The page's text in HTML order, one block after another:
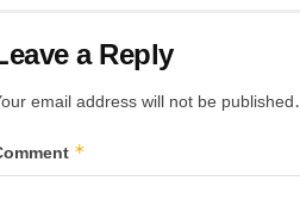
a Reply
email address will not be published.
*